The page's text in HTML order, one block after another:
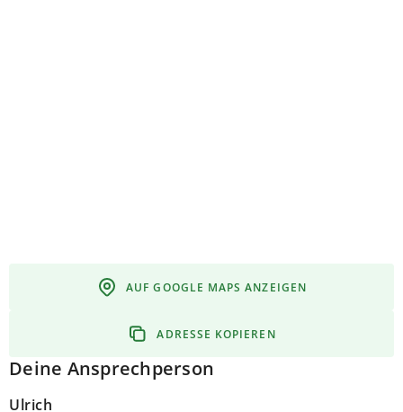
AUF GOOGLE MAPS ANZEIGEN
ADRESSE KOPIEREN
Deine Ansprechperson
Ulrich